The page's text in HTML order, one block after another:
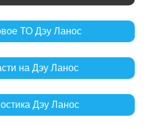
ТО Дэу Ланос
на Дэу Ланос
Дэу Ланос